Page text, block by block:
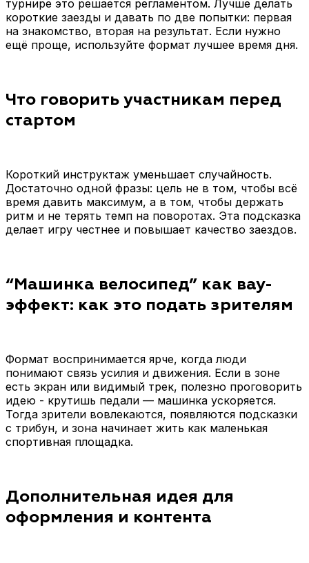
турнире это решается регламентом. Лучше делать
короткие заезды и давать по две попытки: первая
на знакомство, вторая на результат. Если нужно
ещё проще, используйте формат лучшее время дня.
Что говорить участникам перед
стартом
Короткий инструктаж уменьшает случайность.
Достаточно одной фразы: цель не в том, чтобы всё
время давить максимум, а в том, чтобы держать
ритм и не терять темп на поворотах. Эта подсказка
делает игру честнее и повышает качество заездов.
“Машинка велосипед” как вау-
эффект: как это подать зрителям
Формат воспринимается ярче, когда люди
понимают связь усилия и движения. Если в зоне
есть экран или видимый трек, полезно проговорить
идею - крутишь педали — машинка ускоряется.
Тогда зрители вовлекаются, появляются подсказки
с трибун, и зона начинает жить как маленькая
спортивная площадка.
Дополнительная идея для
оформления и контента